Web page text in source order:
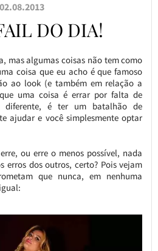
02.08.2013
DO DIA!
mas algumas coisas não tem como
coisa que eu acho é que famoso
ao look (e também em relação a
uma coisa é errar por falta de
diferente, é ter um batalhão de
ajudar e você simplesmente optar
ou erre o menos possível, nada
erros dos outros, certo? Pois vejam
que nunca, em nenhuma